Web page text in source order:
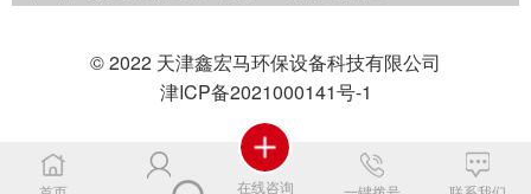
© 2022 天津鑫宏马环保设备科技有限公司
津ICP备2021000141号-1
在线咨询